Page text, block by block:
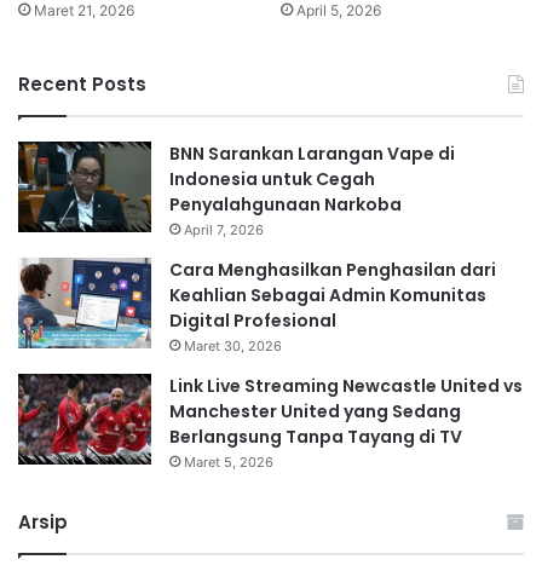
Maret 21, 2026 April 5, 2026
Recent Posts
BNN Sarankan Larangan Vape di
Indonesia untuk Cegah
Penyalahgunaan Narkoba
April 7, 2026
Cara Menghasilkan Penghasilan dari
Keahlian Sebagai Admin Komunitas
Digital Profesional
Maret 30, 2026
Link Live Streaming Newcastle United vs
Manchester United yang Sedang
Berlangsung Tanpa Tayang di TV
Maret 5, 2026
Arsip